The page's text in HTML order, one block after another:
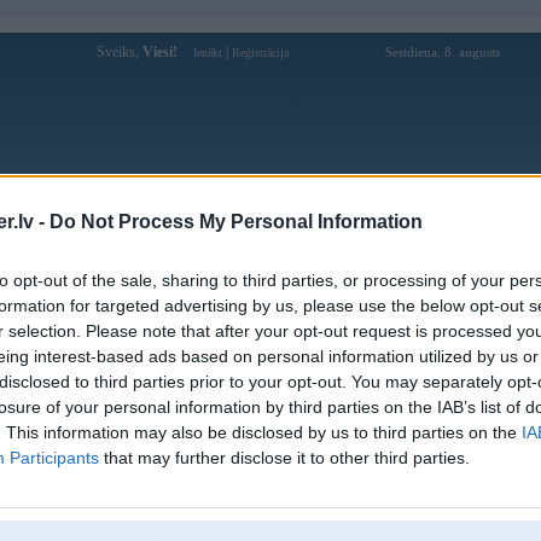
- Do Not Process My Personal Information
opt-out of the sale, sharing to third parties, or processing of your
for targeted advertising by us, please use the below opt-out
selection. Please note that after your opt-out request is processed
interest-based ads based on personal information utilized by us
to third parties prior to your opt-out. You may separately
of your personal information by third parties on the IAB’s list of
This information may also be disclosed by us to third parties on the
Participants that may further disclose it to other third parties.
Sveiks, Viesi! Ienākt Reģistrācija Sestdiena, 8. augusts
Forums Galerijas Reģistrācija Lietotāji
Lietotāja ab77winsnet profils
Lietotājvārds: ab77winsnet
Intereses:
AB77 - Nen Tang Uy Tin voi Kho
Game Doi Thuong Hap Dan
Ziņojumi forumā:
0
Pēdējie ziņojumi forumā